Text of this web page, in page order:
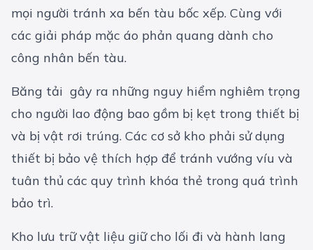
mọi người tránh xa bến tàu bốc xếp. Cùng với
các giải pháp mặc áo phản quang dành cho
công nhân bến tàu.
Băng tải gây ra những nguy hiểm nghiêm trọng
cho người lao động bao gồm bị kẹt trong thiết bị
và bị vật rơi trúng. Các cơ sở kho phải sử dụng
thiết bị bảo vệ thích hợp để tránh vướng víu và
tuân thủ các quy trình khóa thẻ trong quá trình
bảo trì.
Kho lưu trữ vật liệu giữ cho lối đi và hành lang